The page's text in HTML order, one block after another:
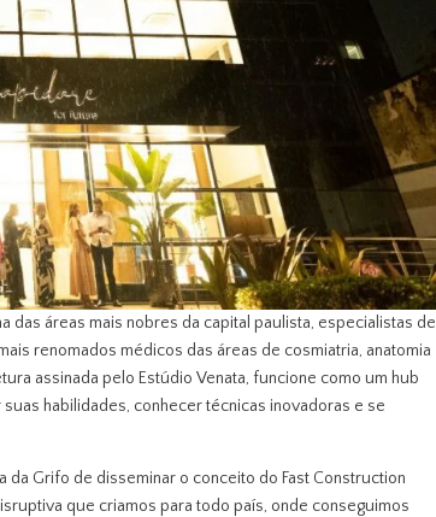
das áreas mais nobres da capital paulista, especialistas de
renomados médicos das áreas de cosmiatria, anatomia
assinada pelo Estúdio Venata, funcione como um hub
habilidades, conhecer técnicas inovadoras e se
da Grifo de disseminar o conceito do Fast Construction
que criamos para todo país, onde conseguimos